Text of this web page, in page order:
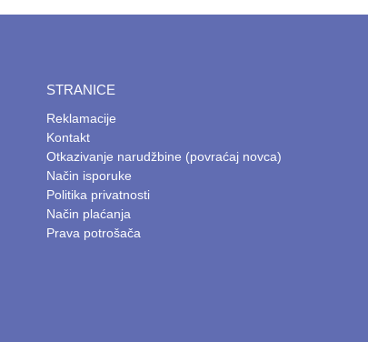
STRANICE
Reklamacije
Kontakt
Otkazivanje narudžbine (povraćaj novca)
Način isporuke
Politika privatnosti
Način plaćanja
Prava potrošača